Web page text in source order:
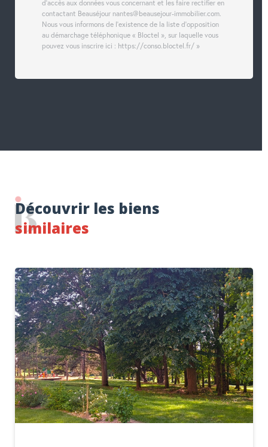
d'accès aux données vous concernant et les faire rectifier en
contactant Beauséjour nantes@beausejour-immobilier.com.
Nous vous informons de l'existence de la liste d'opposition
au démarchage téléphonique « Bloctel », sur laquelle vous
pouvez vous inscrire ici : https://conso.bloctel.fr/ »
Découvrir les biens
similaires